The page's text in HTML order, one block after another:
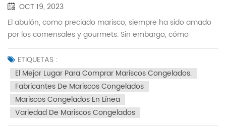
OCT 19, 2023
El abulón, como preciado marisco, siempre ha sido amado
por los comensales y gourmets. Sin embargo, cómo
mantener la frescura y la calidad del abulón siempre ha
sido un desafío al que se enfrentan los proveedores y
operadores de alimentos gourmet. En este artículo
profundizaremos en la preparación, conservación y valor
gastronómico del abulón congelado, y por qué el abulón
congelado se está convirtiendo en la primera opción tanto
entre proveedores como entre consumidores.Preparación
ETIQUETAS :
El Mejor Lugar Para Comprar Mariscos Congelados.
Fabricantes De Mariscos Congelados
Mariscos Congelados En Línea
Variedad De Mariscos Congelados